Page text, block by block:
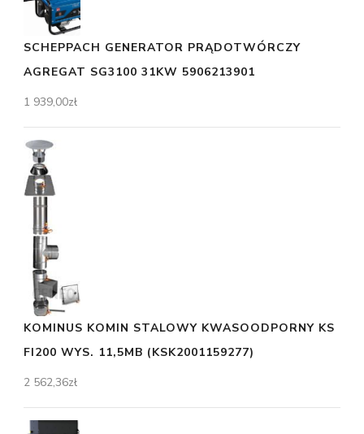
SCHEPPACH GENERATOR PRĄDOTWÓRCZY
AGREGAT SG3100 31KW 5906213901
1 939,00zł
KOMINUS KOMIN STALOWY KWASOODPORNY KS
FI200 WYS. 11,5MB (KSK2001159277)
2 562,36zł